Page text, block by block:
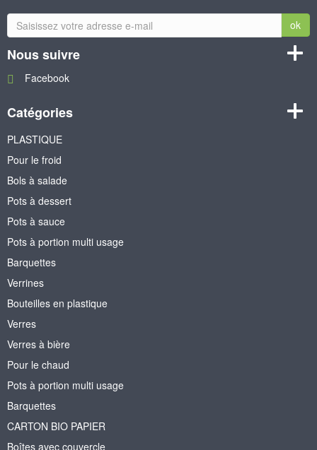
ok
Nous suivre
Facebook
Catégories
PLASTIQUE
Pour le froid
Bols à salade
Pots à dessert
Pots à sauce
Pots à portion multi usage
Barquettes
Verrines
Bouteilles en plastique
Verres
Verres à bière
Pour le chaud
Pots à portion multi usage
Barquettes
CARTON BIO PAPIER
Boîtes avec couvercle